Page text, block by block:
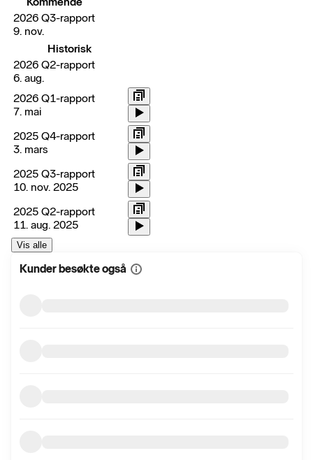
2026 Q3-rapport
9. nov.
Historisk
2026 Q2-rapport
6. aug.
2026 Q1-rapport
7. mai
2025 Q4-rapport
3. mars
2025 Q3-rapport
10. nov. 2025
2025 Q2-rapport
11. aug. 2025
Vis alle
Kunder besøkte også Vis